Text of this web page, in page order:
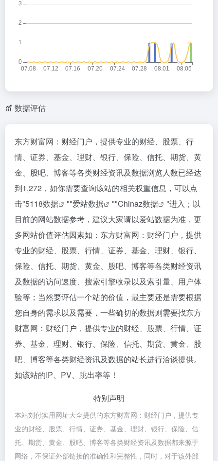
数据评估
东方财富网：财经门户，提供专业的财经、股票、行
情、证券、基金、理财、银行、保险、信托、期货、黄
金、股吧、博客等各类财经资讯及数据浏览人数已经达
到1,272，如你需要查询该站的相关权重信息，可以点
击"5118数据 ""爱站数据 ""Chinaz数据
"进入；以
目前的网站数据参考，建议大家请以爱站数据为准，更
多网站价值评估因素如：东方财富网：财经门户，提供
专业的财经、股票、行情、证券、基金、理财、银行、
保险、信托、期货、黄金、股吧、博客等各类财经资讯
及数据的访问速度、搜索引擎收录以及索引量、用户体
验等；当然要评估一个站的价值，最主要还是需要根据
您自身的需求以及需要，一些确切的数据则需要找东方
财富网：财经门户，提供专业的财经、股票、行情、证
券、基金、理财、银行、保险、信托、期货、黄金、股
吧、博客等各类财经资讯及数据的站长进行洽谈提供。
如该站的IP、PV、跳出率等！
特别声明
本站刘付实用网址大全提供的东方财富网：财经门户，提供专
业的财经、股票、行情、证券、基金、理财、银行、保险、信
托、期货、黄金、股吧、博客等各类财经资讯及数据都来源于
网络，不保证外部链接的准确性和完整性，同时，对于该外部